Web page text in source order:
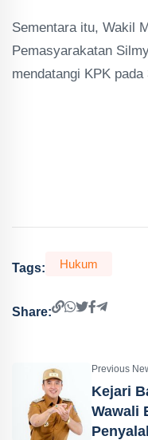
Sementara itu, Wakil
Pemasyarakatan
mendatangi KPK pada
Tags: Hukum
Share:
Previous
Kejari
Wawali